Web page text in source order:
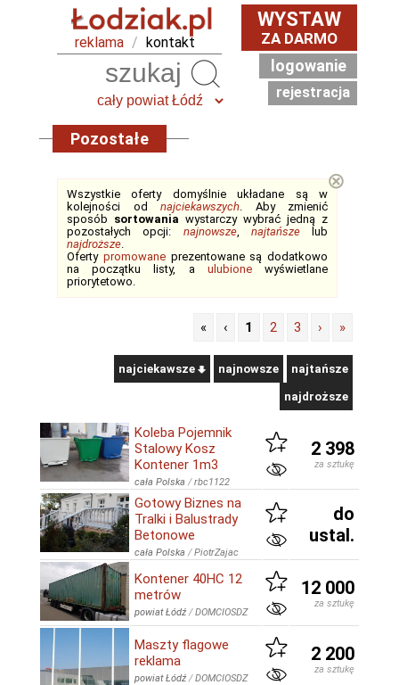
reklama / kontakt
WYSTAW
ZA DARMO
logowanie
rejestracja
Pozostałe
Wszystkie oferty domyślnie układane są w
kolejności od najciekawszych. Aby zmienić
sposób sortowania wystarczy wybrać jedną z
pozostałych opcji: najnowsze, najtańszelub
najdroższe.
Oferty promowaneprezentowane są dodatkowo
na początku listy, a ulubionewyświetlane
priorytetowo.
⊗
« ‹ 1 2 3 › »
najciekawsze najnowsze najtańsze
najdroższe
Koleba Pojemnik
Stalowy Kosz
Kontener 1m3
cała Polska /rbc1122
2 398
za sztukę
Gotowy Biznes na
Tralki i Balustrady
Betonowe
cała Polska /PiotrZajac
do
ustal.
Kontener 40HC 12
metrów
powiat Łódź /DOMCIOSDZ
12 000
za sztukę
Maszty flagowe
reklama
powiat Łódź /DOMCIOSDZ
2 200
za sztukę